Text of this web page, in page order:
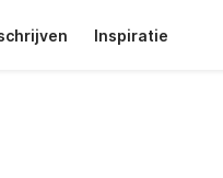
Inspiratie